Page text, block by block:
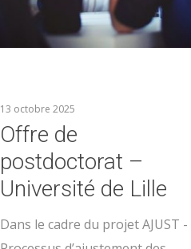
13 octobre 2025
Offre de
postdoctorat –
Université de Lille
Dans le cadre du projet AJUST -